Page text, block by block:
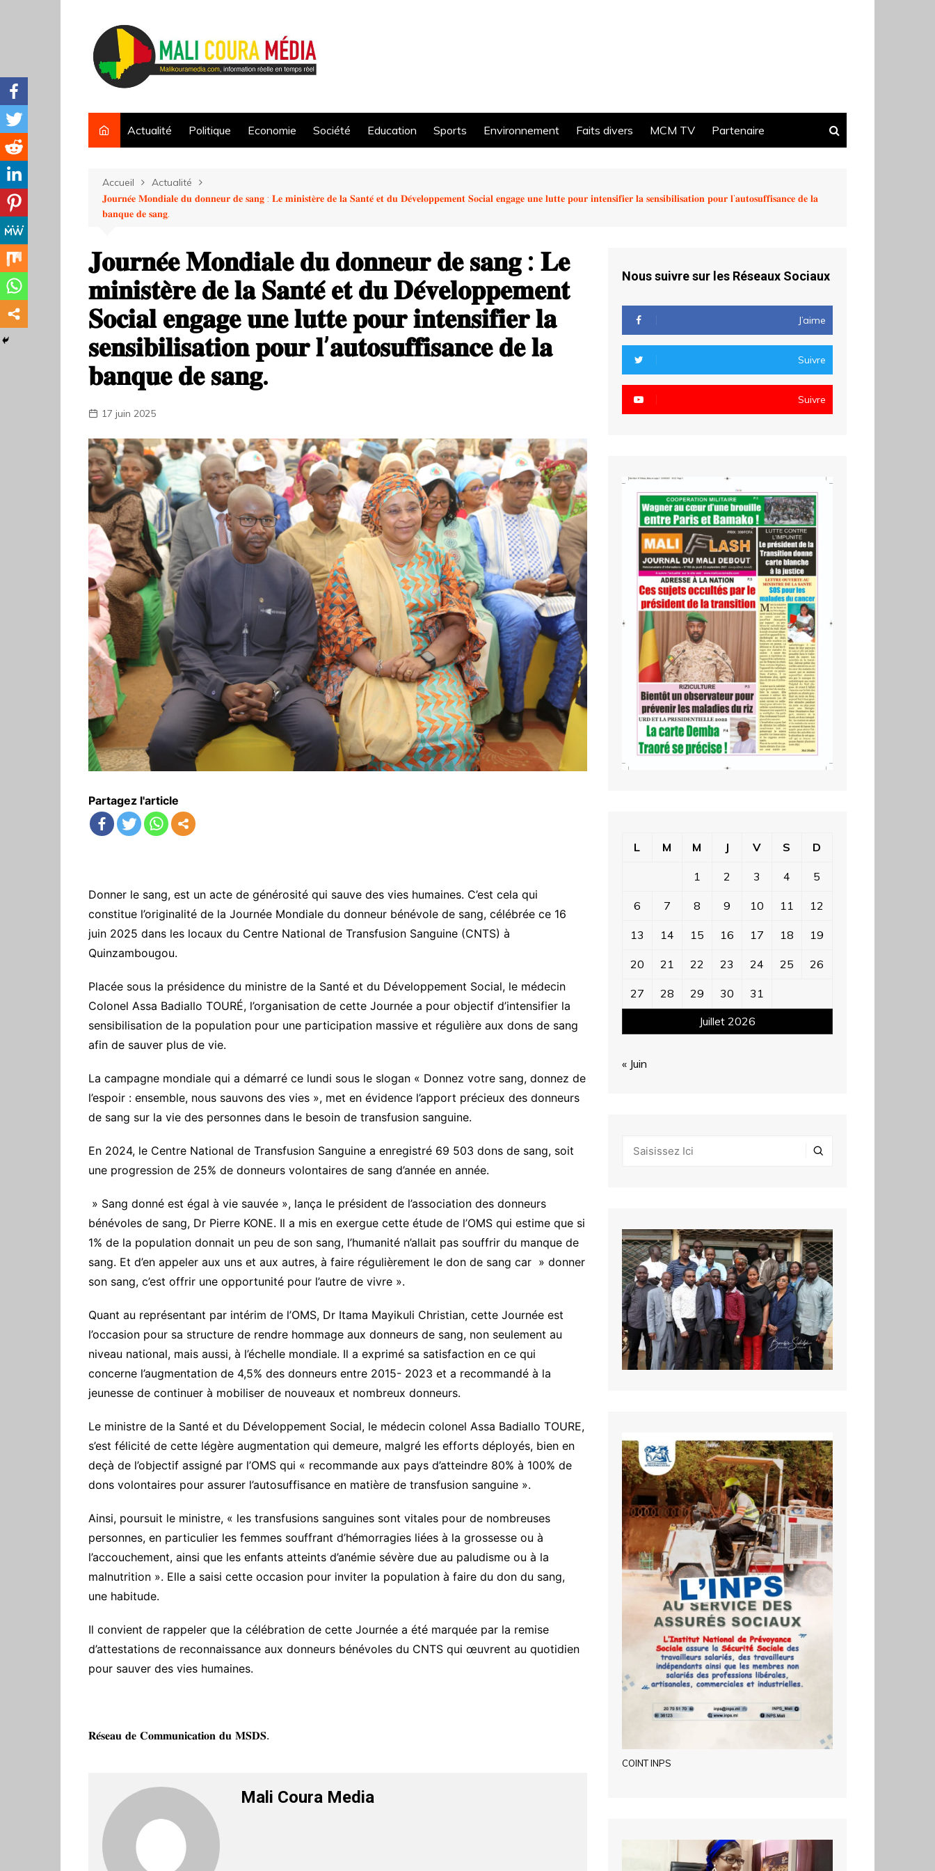
Actualité Politique Economie Société Education Sports Environnement Faits divers MCM TV Partenaire
Accueil
Actualité
𝐉𝐨𝐮𝐫𝐧𝐞́𝐞 𝐌𝐨𝐧𝐝𝐢𝐚𝐥𝐞 𝐝𝐮 𝐝𝐨𝐧𝐧𝐞𝐮𝐫 𝐝𝐞 𝐬𝐚𝐧𝐠 : 𝐋𝐞 𝐦𝐢𝐧𝐢𝐬𝐭𝐞̀𝐫𝐞 𝐝𝐞 𝐥𝐚 𝐒𝐚𝐧𝐭𝐞́ 𝐞𝐭 𝐝𝐮 𝐃𝐞́𝐯𝐞𝐥𝐨𝐩𝐩𝐞𝐦𝐞𝐧𝐭 𝐒𝐨𝐜𝐢𝐚𝐥 𝐞𝐧𝐠𝐚𝐠𝐞 𝐮𝐧𝐞 𝐥𝐮𝐭𝐭𝐞 𝐩𝐨𝐮𝐫 𝐢𝐧𝐭𝐞𝐧𝐬𝐢𝐟𝐢𝐞𝐫 𝐥𝐚 𝐬𝐞𝐧𝐬𝐢𝐛𝐢𝐥𝐢𝐬𝐚𝐭𝐢𝐨𝐧 𝐩𝐨𝐮𝐫 𝐥’𝐚𝐮𝐭𝐨𝐬𝐮𝐟𝐟𝐢𝐬𝐚𝐧𝐜𝐞 𝐝𝐞 𝐥𝐚
𝐛𝐚𝐧𝐪𝐮𝐞 𝐝𝐞 𝐬𝐚𝐧𝐠.
𝐉𝐨𝐮𝐫𝐧𝐞́𝐞 𝐌𝐨𝐧𝐝𝐢𝐚𝐥𝐞 𝐝𝐮 𝐝𝐨𝐧𝐧𝐞𝐮𝐫 𝐝𝐞 𝐬𝐚𝐧𝐠 : 𝐋𝐞
𝐦𝐢𝐧𝐢𝐬𝐭𝐞̀𝐫𝐞 𝐝𝐞 𝐥𝐚 𝐒𝐚𝐧𝐭𝐞́ 𝐞𝐭 𝐝𝐮 𝐃𝐞́𝐯𝐞𝐥𝐨𝐩𝐩𝐞𝐦𝐞𝐧𝐭
𝐒𝐨𝐜𝐢𝐚𝐥 𝐞𝐧𝐠𝐚𝐠𝐞 𝐮𝐧𝐞 𝐥𝐮𝐭𝐭𝐞 𝐩𝐨𝐮𝐫 𝐢𝐧𝐭𝐞𝐧𝐬𝐢𝐟𝐢𝐞𝐫 𝐥𝐚
𝐬𝐞𝐧𝐬𝐢𝐛𝐢𝐥𝐢𝐬𝐚𝐭𝐢𝐨𝐧 𝐩𝐨𝐮𝐫 𝐥’𝐚𝐮𝐭𝐨𝐬𝐮𝐟𝐟𝐢𝐬𝐚𝐧𝐜𝐞 𝐝𝐞 𝐥𝐚
𝐛𝐚𝐧𝐪𝐮𝐞 𝐝𝐞 𝐬𝐚𝐧𝐠.
17 juin 2025
Partagez l'article
Donner le sang, est un acte de générosité qui sauve des vies humaines. C’est cela qui
constitue l’originalité de la Journée Mondiale du donneur bénévole de sang, célébrée ce 16
juin 2025 dans les locaux du Centre National de Transfusion Sanguine (CNTS) à
Quinzambougou.
Placée sous la présidence du ministre de la Santé et du Développement Social, le médecin
Colonel Assa Badiallo TOURÉ, l’organisation de cette Journée a pour objectif d’intensifier la
sensibilisation de la population pour une participation massive et régulière aux dons de sang
afin de sauver plus de vie.
La campagne mondiale qui a démarré ce lundi sous le slogan « Donnez votre sang, donnez de
l’espoir : ensemble, nous sauvons des vies », met en évidence l’apport précieux des donneurs
de sang sur la vie des personnes dans le besoin de transfusion sanguine.
En 2024, le Centre National de Transfusion Sanguine a enregistré 69 503 dons de sang, soit
une progression de 25% de donneurs volontaires de sang d’année en année.
» Sang donné est égal à vie sauvée », lança le président de l’association des donneurs
bénévoles de sang, Dr Pierre KONE. Il a mis en exergue cette étude de l’OMS qui estime que si
1% de la population donnait un peu de son sang, l’humanité n’allait pas souffrir du manque de
sang. Et d’en appeler aux uns et aux autres, à faire régulièrement le don de sang car » donner
son sang, c’est offrir une opportunité pour l’autre de vivre ».
Quant au représentant par intérim de l’OMS, Dr Itama Mayikuli Christian, cette Journée est
l’occasion pour sa structure de rendre hommage aux donneurs de sang, non seulement au
niveau national, mais aussi, à l’échelle mondiale. Il a exprimé sa satisfaction en ce qui
concerne l’augmentation de 4,5% des donneurs entre 2015- 2023 et a recommandé à la
jeunesse de continuer à mobiliser de nouveaux et nombreux donneurs.
Le ministre de la Santé et du Développement Social, le médecin colonel Assa Badiallo TOURE,
s’est félicité de cette légère augmentation qui demeure, malgré les efforts déployés, bien en
deçà de l’objectif assigné par l’OMS qui « recommande aux pays d’atteindre 80% à 100% de
dons volontaires pour assurer l’autosuffisance en matière de transfusion sanguine ».
Ainsi, poursuit le ministre, « les transfusions sanguines sont vitales pour de nombreuses
personnes, en particulier les femmes souffrant d’hémorragies liées à la grossesse ou à
l’accouchement, ainsi que les enfants atteints d’anémie sévère due au paludisme ou à la
malnutrition ». Elle a saisi cette occasion pour inviter la population à faire du don du sang,
une habitude.
Il convient de rappeler que la célébration de cette Journée a été marquée par la remise
d’attestations de reconnaissance aux donneurs bénévoles du CNTS qui œuvrent au quotidien
pour sauver des vies humaines.
𝐑𝐞́𝐬𝐞𝐚𝐮 𝐝𝐞 𝐂𝐨𝐦𝐦𝐮𝐧𝐢𝐜𝐚𝐭𝐢𝐨𝐧 𝐝𝐮 𝐌𝐒𝐃𝐒.
Mali Coura Media
Nous suivre sur les Réseaux Sociaux
J’aime
Suivre
Suivre
Juillet 2026
L M M J V S D
1 2 3 4 5
6 7 8 9 10 11 12
13 14 15 16 17 18 19
20 21 22 23 24 25 26
27 28 29 30 31
« Juin
COINT INPS